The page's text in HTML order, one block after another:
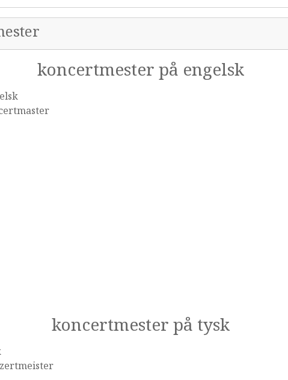
koncertmester på engelsk
koncertmester på tysk